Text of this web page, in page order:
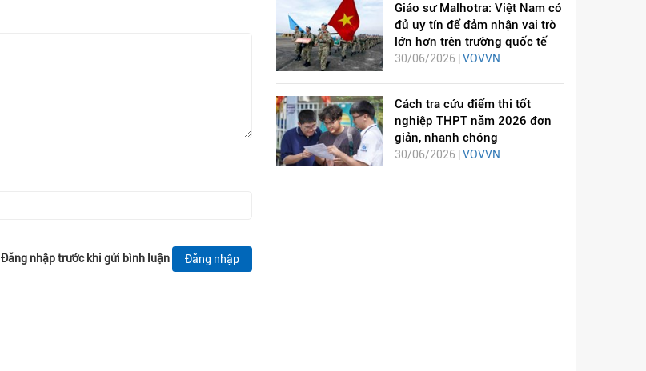
Đăng nhập trước khi gửi bình luận Đăng nhập
Giáo sư Malhotra: Việt Nam có
đủ uy tín để đảm nhận vai trò
lớn hơn trên trường quốc tế
30/06/2026 | VOVVN
Cách tra cứu điểm thi tốt
nghiệp THPT năm 2026 đơn
giản, nhanh chóng
30/06/2026 |VOVVN